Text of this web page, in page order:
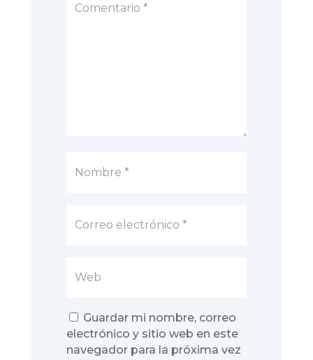
Guardar mi nombre, correo
electrónico y sitio web en este
navegador para la próxima vez